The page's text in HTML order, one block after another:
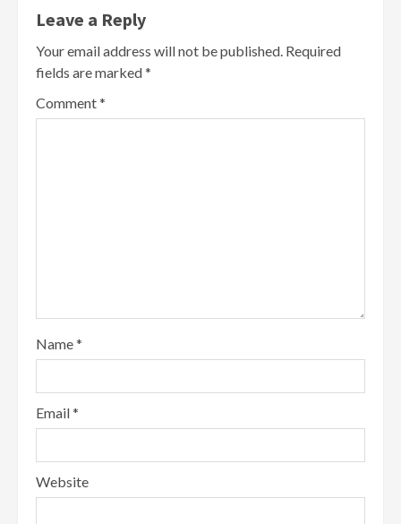
Leave a Reply
Your email address will not be published. Required
fields are marked*
Comment*
Name*
Email*
Website